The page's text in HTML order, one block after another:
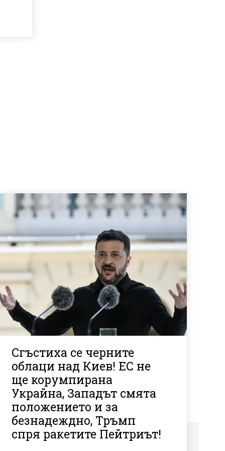
Сгъстиха се черните
облаци над Киев! ЕС не
ще корумпирана
Украйна, Западът смята
положението и за
безнадеждно, Тръмп
спря ракетите Пейтриът!